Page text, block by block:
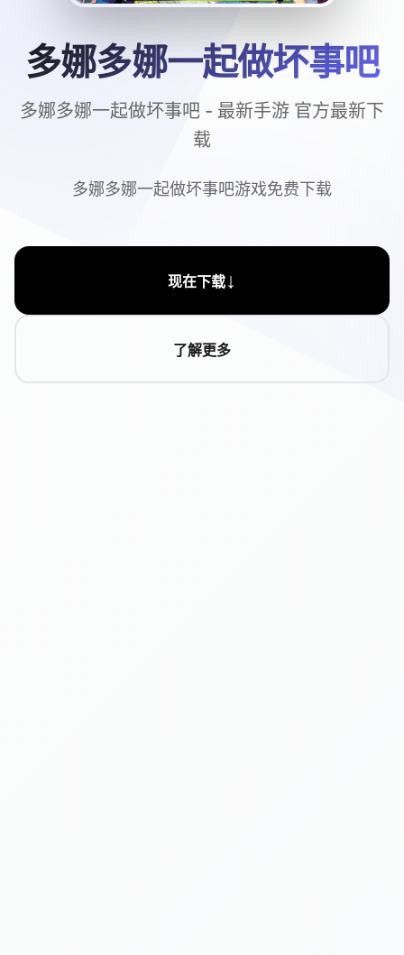
多娜多娜一起做坏事吧
多娜多娜一起做坏事吧 - 最新手游 官方最新下
载
多娜多娜一起做坏事吧游戏免费下载
现在下载↓
了解更多